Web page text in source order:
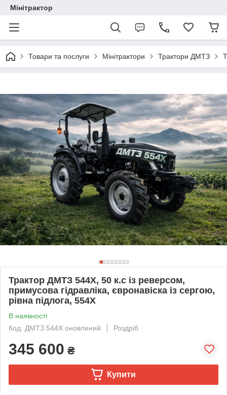
Мінітрактор
Товари та послуги Мінітрактори Трактори ДМТЗ
Трактор ДМТЗ 544Х, 50 к.с із реверсом,
примусова гідравліка, євронавіска із сергою,
рівна підлога, 554Х
В наявності
Код: ДМТЗ 544Х оновлений
Роздріб
345 600 ₴
Купити